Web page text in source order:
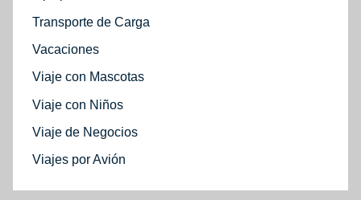
Transporte de Carga
Vacaciones
Viaje con Mascotas
Viaje con Niños
Viaje de Negocios
Viajes por Avión